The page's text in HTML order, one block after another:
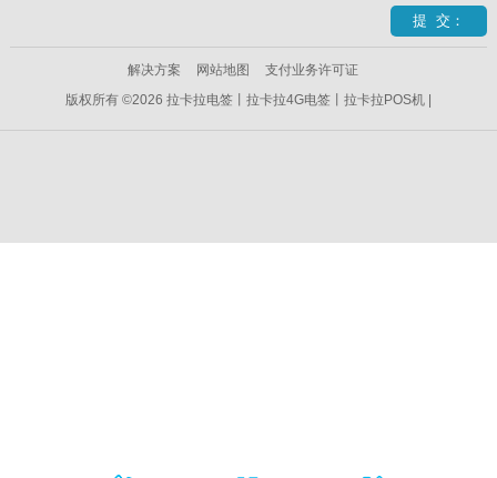
解决方案 网站地图
支付业务许可证
版权所有 ©2026 拉卡拉电签丨拉卡拉4G电签丨拉卡拉POS机 |